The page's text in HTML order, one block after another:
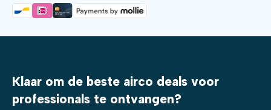
Klaar om de beste airco deals voor
professionals te ontvangen?